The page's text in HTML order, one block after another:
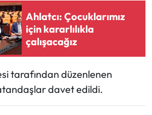
Ahlatcı: Çocuklarımız
için kararlılıkla
çalışacağız
tarafından düzenlenen
davet edildi.